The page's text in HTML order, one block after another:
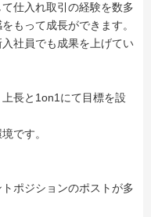
仕入れ取引の経験を数多
もって成長ができます。
社員でも成果を上げてい
長と1on1にて目標を設
です。
ポジションのポストが多